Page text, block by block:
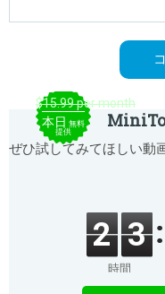
$15.99 per month
本日 無料
提供
ぜひ試してみてほしい動
2 3
時間